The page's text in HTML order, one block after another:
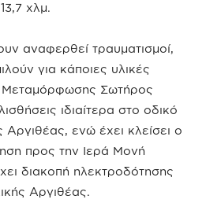
χλμ.
αναφερθεί τραυματισμοί,
για κάποιες υλικές
Μεταμόρφωσης Σωτήρος
ιδιαίτερα στο οδικό
Αργιθέας, ενώ έχει κλείσει ο
προς την Ιερά Μονή
διακοπή ηλεκτροδότησης
Αργιθέας.